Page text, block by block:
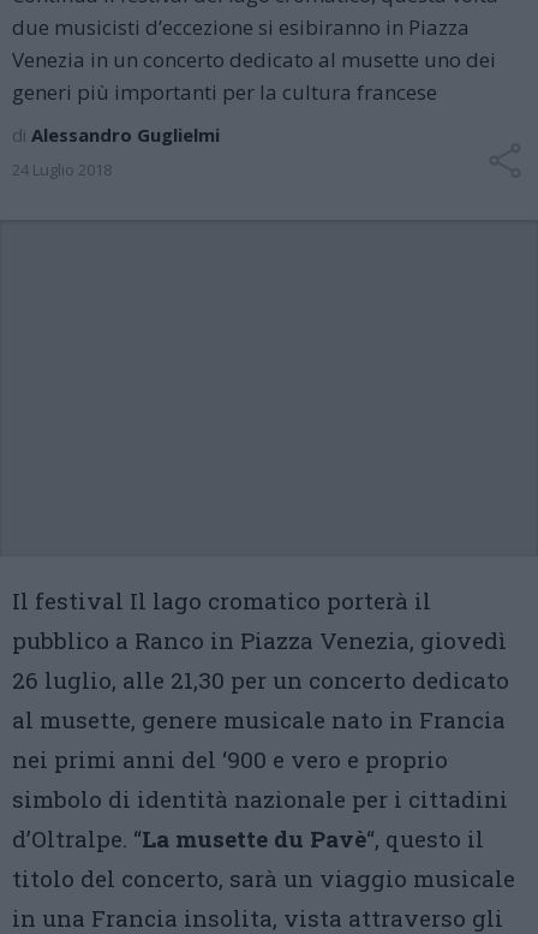
due musicisti d’eccezione si esibiranno in Piazza
Venezia in un concerto dedicato al musette uno dei
generi più importanti per la cultura francese
di Alessandro Guglielmi
24 Luglio 2018
Il festival Il lago cromatico porterà il
pubblico a Ranco in Piazza Venezia, giovedì
26 luglio, alle 21,30 per un concerto dedicato
al musette, genere musicale nato in Francia
nei primi anni del ‘900 e vero e proprio
simbolo di identità nazionale per i cittadini
d’Oltralpe. “La musette du Pavè“, questo il
titolo del concerto, sarà un viaggio musicale
in una Francia insolita, vista attraverso gli